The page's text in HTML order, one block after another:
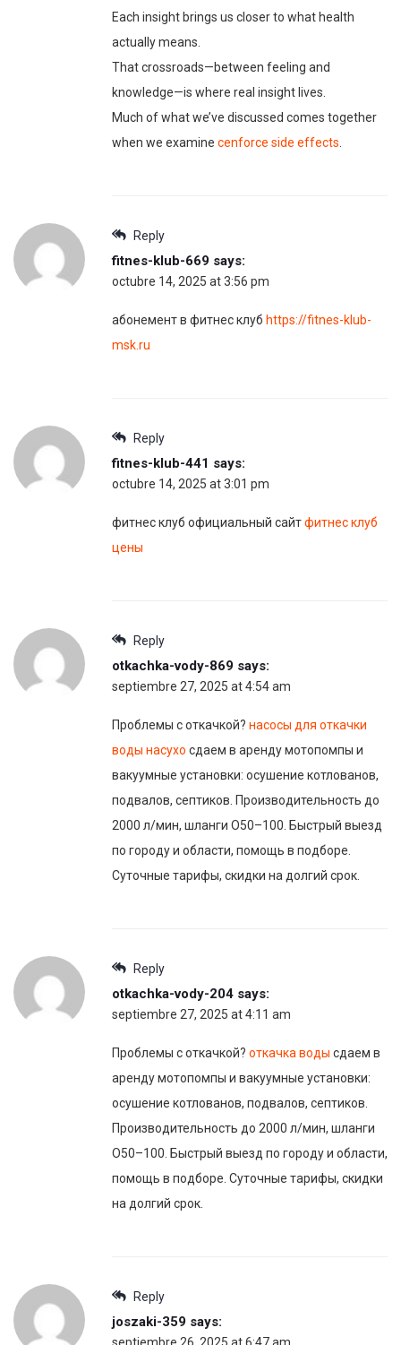
Each insight brings us closer to what health
actually means.
That crossroads—between feeling and
knowledge—is where real insight lives.
Much of what we’ve discussed comes together
when we examine cenforce side effects
Reply
fitnes-klub-669 says:
octubre 14, 2025 at 3:56 pm
абонемент в фитнес клуб https://fitnes-klub-
msk.ru
Reply
fitnes-klub-441 says:
octubre 14, 2025 at 3:01 pm
фитнес клуб официальный сайтфитнес клуб
цены
Reply
otkachka-vody-869 says:
septiembre 27, 2025 at 4:54 am
Проблемы с откачкой? насосы для откачки
воды насухо сдаем в аренду мотопомпы и
вакуумные установки: осушение котлованов,
подвалов, септиков. Производительность до
2000 л/мин, шланги O50–100. Быстрый выезд
по городу и области, помощь в подборе.
Суточные тарифы, скидки на долгий срок.
Reply
otkachka-vody-204 says:
septiembre 27, 2025 at 4:11 am
Проблемы с откачкой? откачка воды сдаем в
аренду мотопомпы и вакуумные установки:
осушение котлованов, подвалов, септиков.
Производительность до 2000 л/мин, шланги
O50–100. Быстрый выезд по городу и области,
помощь в подборе. Суточные тарифы, скидки
на долгий срок.
Reply
joszaki-359 says: